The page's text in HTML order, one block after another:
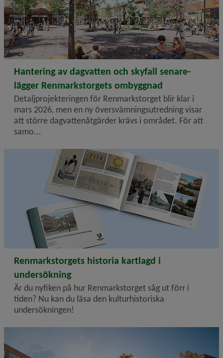
2026-02-20
Hantering av dagvatten och skyfall senare­
lägger Renmarkstorgets ombyggnad
Detaljprojekteringen för Renmarkstorget blir klar i
mars 2026, men en ny översvämningsutredning visar
att större dagvattenåtgärder krävs i området. För att
samo...
2025-07-10
Renmarkstorgets historia kartlagd i
undersökning
Är du nyfiken på hur Renmarkstorget såg ut förr i
tiden? Nu kan du läsa den kulturhistoriska
undersökningen!